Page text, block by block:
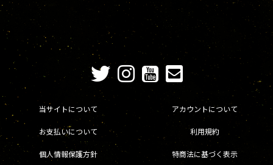
当サイトについて アカウントについて
お支払いについて 利用規約
個人情報保護方針 特商法に基づく表示